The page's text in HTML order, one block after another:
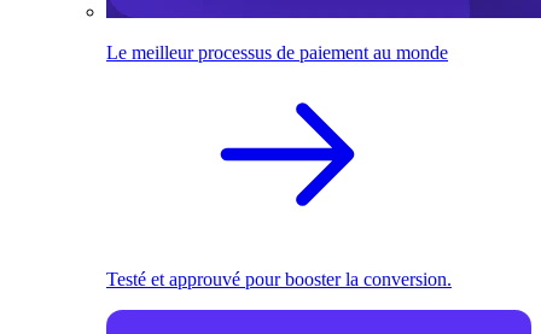
Le meilleur processus de paiement au monde
Testé et approuvé pour booster la conversion.